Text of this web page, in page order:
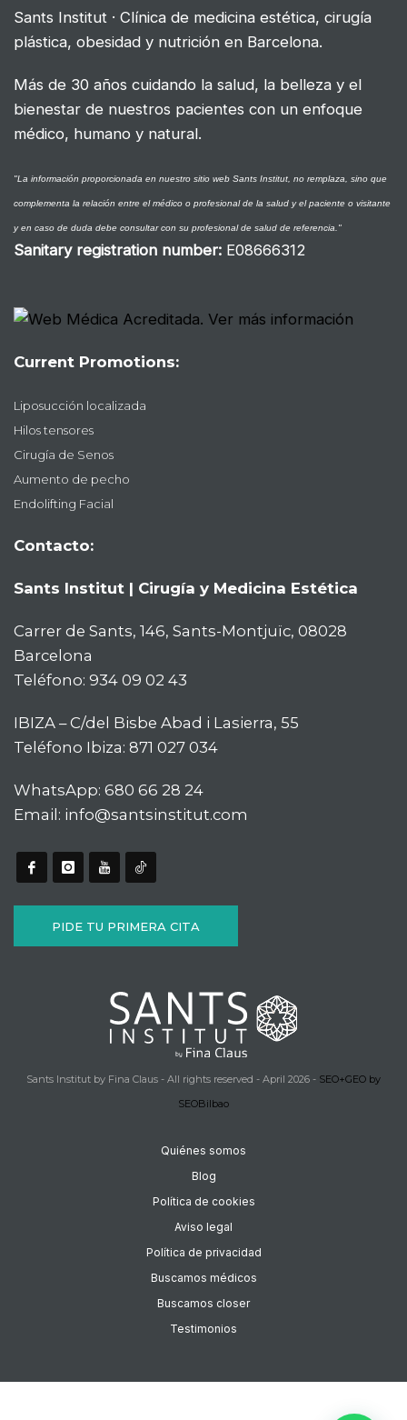
Sants Institut · Clínica de medicina estética, cirugía
plástica, obesidad y nutrición en Barcelona.
Más de 30 años cuidando la salud, la belleza y el
bienestar de nuestros pacientes con un enfoque
médico, humano y natural.
"La información proporcionada en nuestro sitio web Sants Institut, no remplaza, sino que
complementa la relación entre el médico o profesional de la salud y el paciente o visitante
y en caso de duda debe consultar con su profesional de salud de referencia."
Sanitary registration number: E08666312
Current Promotions:
Liposucción localizada
Hilos tensores
Cirugía de Senos
Aumento de pecho
Endolifting Facial
Contacto:
Sants Institut | Cirugía y Medicina Estética
Carrer de Sants, 146, Sants-Montjuïc, 08028
Barcelona
Teléfono: 934 09 02 43
IBIZA – C/del Bisbe Abad i Lasierra, 55
Teléfono Ibiza: 871 027 034
WhatsApp: 680 66 28 24
Email: info@santsinstitut.com
PIDE TU PRIMERA CITA
Sants Institut by Fina Claus - All rights reserved - April 2026 - SEO+GEO by
SEOBilbao
Quiénes somos
Blog
Política de cookies
Aviso legal
Política de privacidad
Buscamos médicos
Buscamos closer
Testimonios